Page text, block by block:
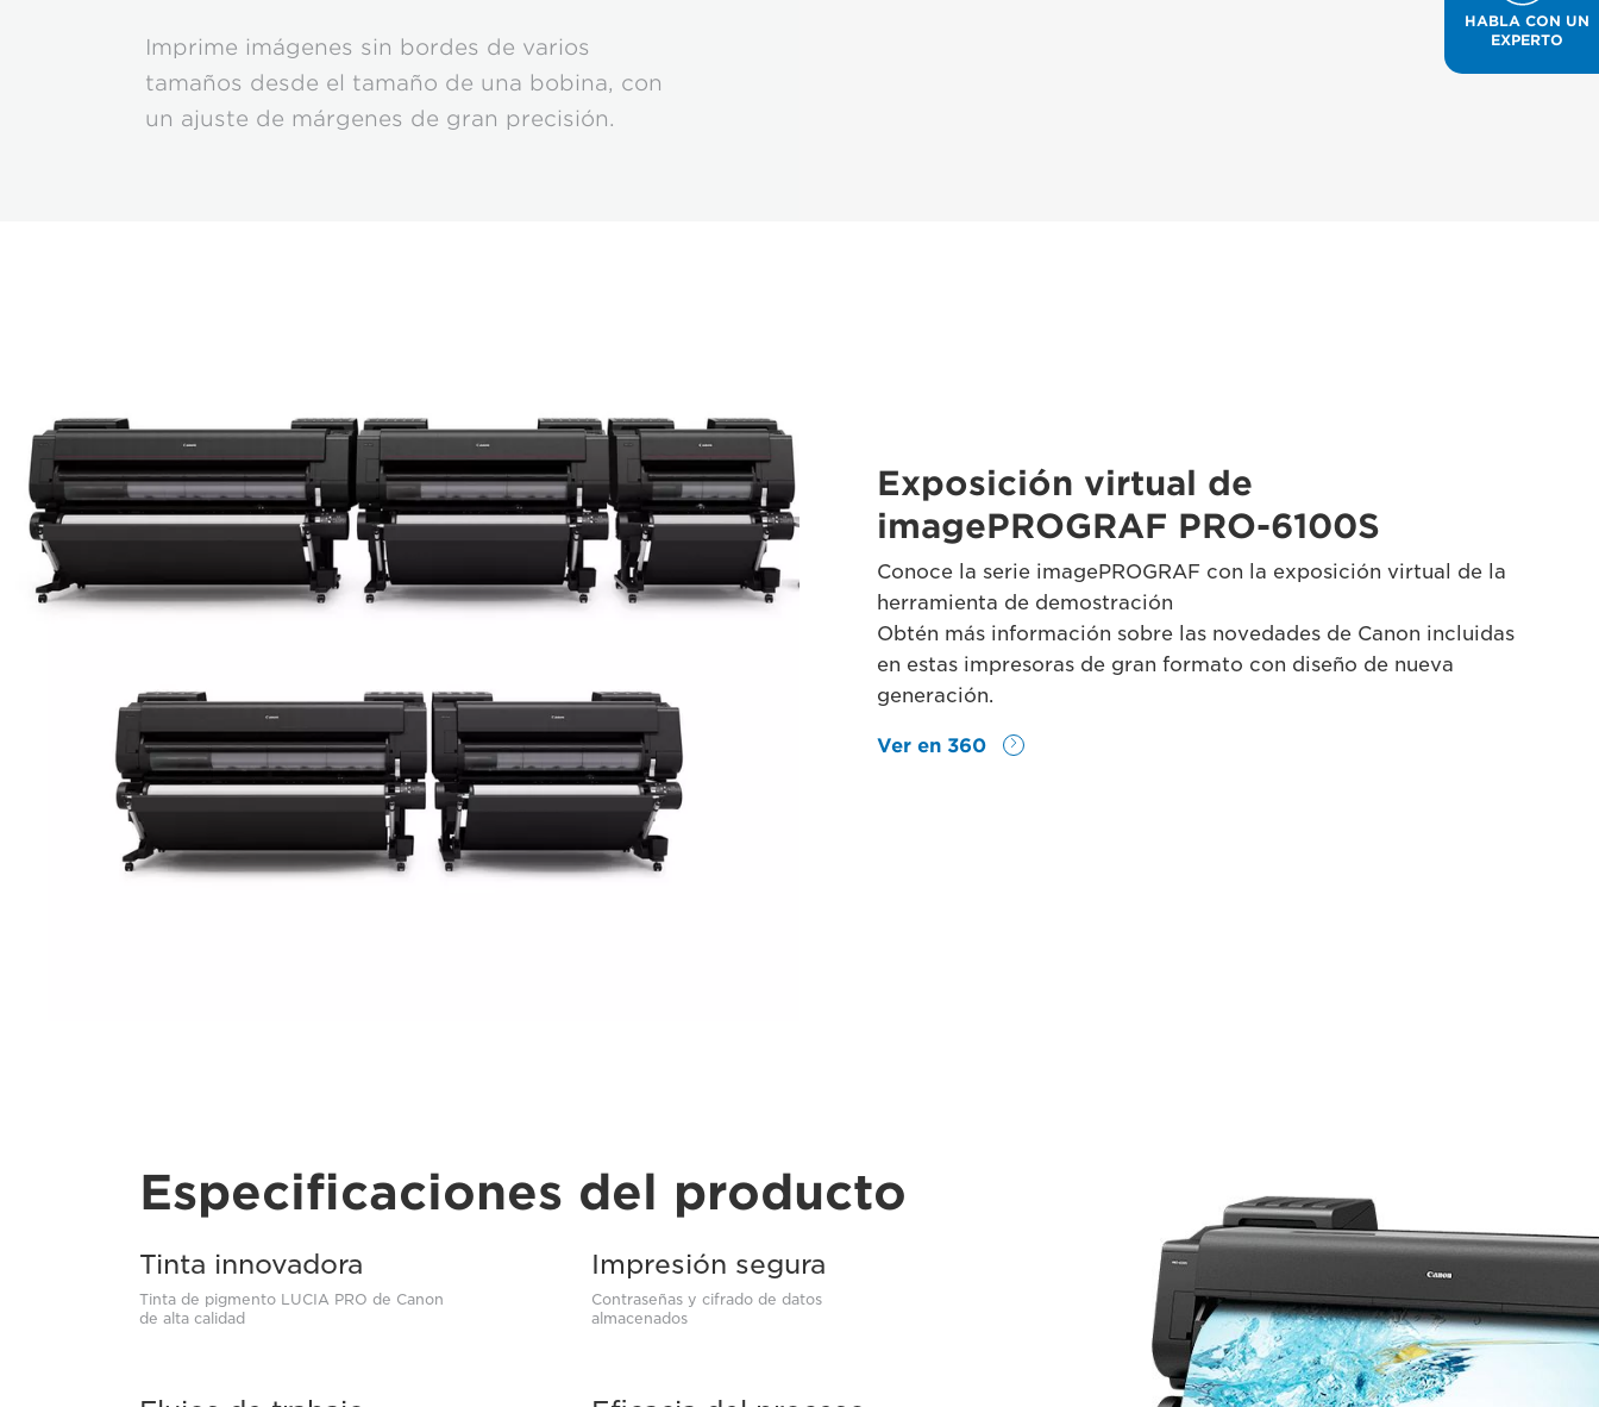
Imprime imágenes sin bordes de varios
tamaños desde el tamaño de una bobina, con
un ajuste de márgenes de gran precisión.
Exposición virtual de
imagePROGRAF PRO-6100S
Conoce la serie imagePROGRAF con la exposición virtual de la
herramienta de demostración
Obtén más información sobre las novedades de Canon incluidas
en estas impresoras de gran formato con diseño de nueva
generación.
Ver en 360
Especificaciones del producto
Tinta innovadora
Tinta de pigmento LUCIA PRO de Canon
de alta calidad
Impresión segura
Contraseñas y cifrado de datos
almacenados
HABLA CON UN
EXPERTO